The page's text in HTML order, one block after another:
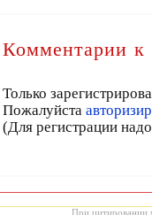
Комментарии к
Только
Пожалуйста
(Для регистрации
При цитировании